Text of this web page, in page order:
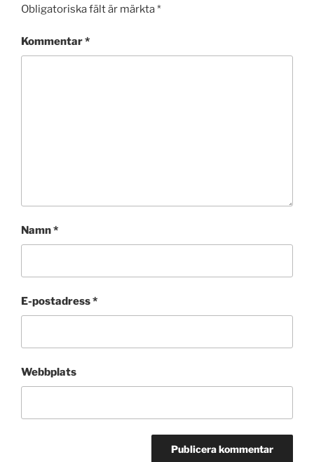
Obligatoriska fält är märkta*
Kommentar*
Namn*
E-postadress*
Webbplats